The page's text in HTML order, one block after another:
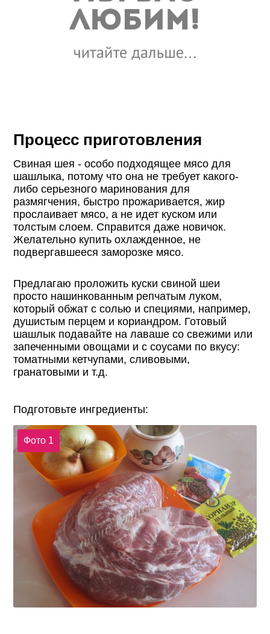
Процесс приготовления
Свиная шея - особо подходящее мясо для
шашлыка, потому что она не требует какого-
либо серьезного маринования для
размягчения, быстро прожаривается, жир
прослаивает мясо, а не идет куском или
толстым слоем. Справится даже новичок.
Желательно купить охлажденное, не
подвергавшееся заморозке мясо.
Предлагаю проложить куски свиной шеи
просто нашинкованным репчатым луком,
который обжат с солью и специями, например,
душистым перцем и кориандром. Готовый
шашлык подавайте на лаваше со свежими или
запеченными овощами и с соусами по вкусу:
томатными кетчупами, сливовыми,
гранатовыми и т.д.
Подготовьте ингредиенты:
Фото 1